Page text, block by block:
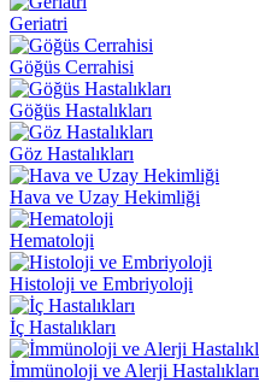
Geriatri
Göğüs Cerrahisi
Göğüs Hastalıkları
Göz Hastalıkları
Hava ve Uzay Hekimliği
Hematoloji
Histoloji ve Embriyoloji
İç Hastalıkları
İmmünoloji ve Alerji Hastalıkları